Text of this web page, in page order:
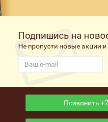
Подпишись на
Не пропусти новые акции
Позвонить